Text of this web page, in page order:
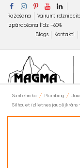
Ražošana
Izpārdošana līdz −60%
Blogs
Kontakti
Santehnika Plumbing
Silhouet izlietnes jaucējkrāns -